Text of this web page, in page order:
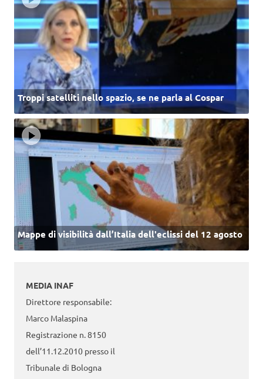
Troppi satelliti nello spazio, se ne parla al Cospar
Mappe di visibilità dall’Italia dell'eclissi del 12 agosto
MEDIA INAF
Direttore responsabile:
Marco Malaspina
Registrazione n. 8150
dell’11.12.2010 presso il
Tribunale di Bologna